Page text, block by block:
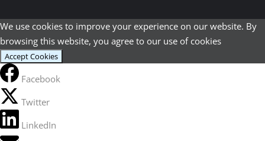
We use cookies to improve your experience on our website. By
browsing this website, you agree to our use of cookies
Accept Cookies
Facebook
Twitter
LinkedIn